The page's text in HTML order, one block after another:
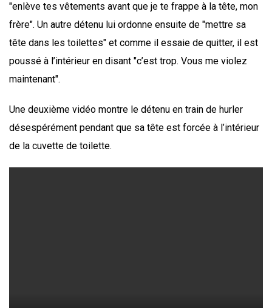
"enlève tes vêtements avant que je te frappe à la tête, mon
frère". Un autre détenu lui ordonne ensuite de "mettre sa
tête dans les toilettes" et comme il essaie de quitter, il est
poussé à l’intérieur en disant "c’est trop. Vous me violez
maintenant".
Une deuxième vidéo montre le détenu en train de hurler
désespérément pendant que sa tête est forcée à l’intérieur
de la cuvette de toilette.